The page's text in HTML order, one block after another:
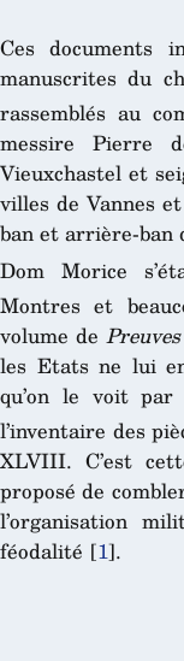
Ces documents
manuscrites du
rassemblés au
messire Pierre
Vieuxchastel et
villes de Vannes
ban et arrière-ban
Dom Morice
Montres et
volume de Preuves
les Etats ne lui
qu’on le voit par
l’inventaire des
XLVIII. C’est
proposé de
l’organisation
féodalité [1].